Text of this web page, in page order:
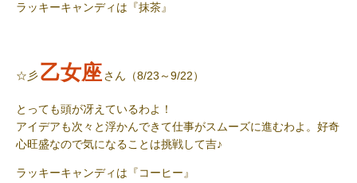
ラッキーキャンディ は『抹茶』
☆彡乙女座さん（8/23～9/22）
とっても頭が冴えているわよ！
アイデアも次々と浮かんできて仕事がスムーズに進むわよ。好奇
心旺盛なので気になることは挑戦して吉♪
ラッキーキャンディ は『コーヒー』